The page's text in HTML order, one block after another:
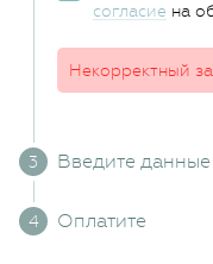
согласие на
Некорректный
Введите
Оплатите